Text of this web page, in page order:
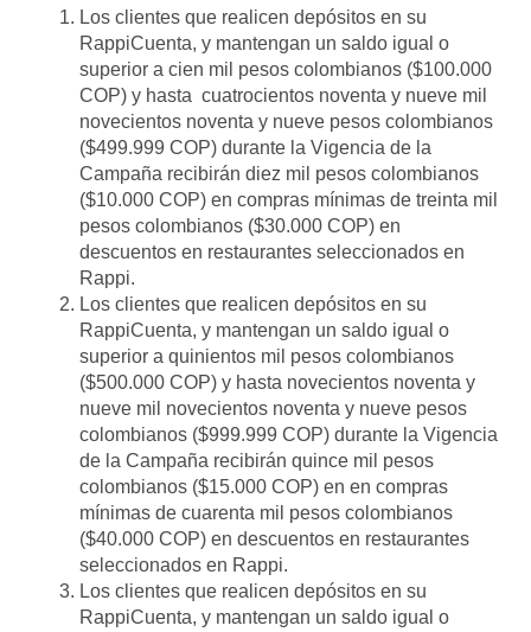
Los clientes que realicen depósitos en su
RappiCuenta, y mantengan un saldo igual o
superior a cien mil pesos colombianos ($100.000
COP) y hasta cuatrocientos noventa y nueve mil
novecientos noventa y nueve pesos colombianos
($499.999 COP) durante la Vigencia de la
Campaña recibirán diez mil pesos colombianos
($10.000 COP) en compras mínimas de treinta mil
pesos colombianos ($30.000 COP) en
descuentos en restaurantes seleccionados en
Rappi.
Los clientes que realicen depósitos en su
RappiCuenta, y mantengan un saldo igual o
superior a quinientos mil pesos colombianos
($500.000 COP) y hasta novecientos noventa y
nueve mil novecientos noventa y nueve pesos
colombianos ($999.999 COP) durante la Vigencia
de la Campaña recibirán quince mil pesos
colombianos ($15.000 COP) en en compras
mínimas de cuarenta mil pesos colombianos
($40.000 COP) en descuentos en restaurantes
seleccionados en Rappi.
Los clientes que realicen depósitos en su
RappiCuenta, y mantengan un saldo igual o